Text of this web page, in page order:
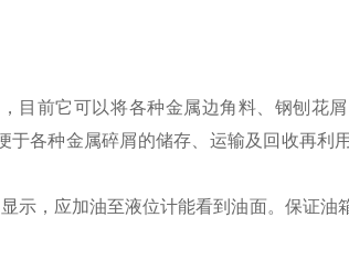
目前它可以将各种金属边角料、钢刨花
于各种金属碎屑的储存、运输及回收再利
示，应加油至液位计能看到油面。保证油